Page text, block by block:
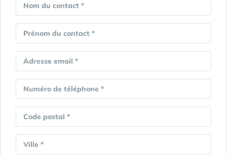
Nom du contact *
Prénom du contact *
Adresse email *
Numéro de téléphone *
Code postal *
Ville *